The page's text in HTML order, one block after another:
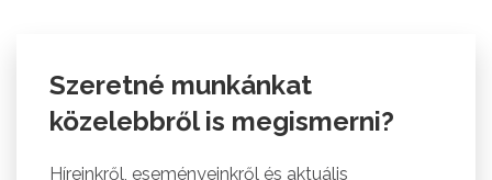
Szeretné munkánkat
közelebbről is megismerni?
Híreinkről, eseményeinkről és aktuális